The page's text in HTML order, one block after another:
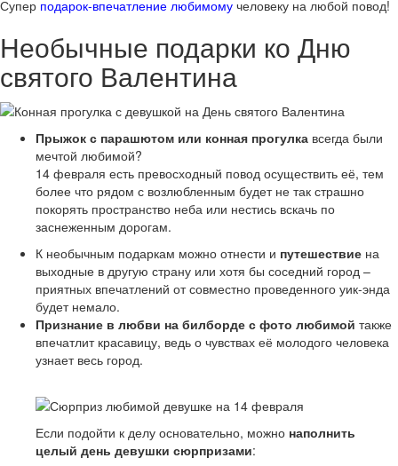
Супер подарок-впечатление любимому человеку на любой повод!
Необычные подарки ко Дню
святого Валентина
Прыжок с парашютом или конная прогулка всегда были
мечтой любимой?
14 февраля есть превосходный повод осуществить её, тем
более что рядом с возлюбленным будет не так страшно
покорять пространство неба или нестись вскачь по
заснеженным дорогам.
К необычным подаркам можно отнести и путешествие на
выходные в другую страну или хотя бы соседний город –
приятных впечатлений от совместно проведенного уик-энда
будет немало.
Признание в любви на билборде с фото любимой также
впечатлит красавицу, ведь о чувствах её молодого человека
узнает весь город.
Если подойти к делу основательно, можно наполнить
целый день девушки сюрпризами: